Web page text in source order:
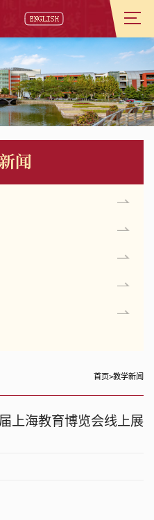
闻
首页>教学新闻
上海教育博览会线上展